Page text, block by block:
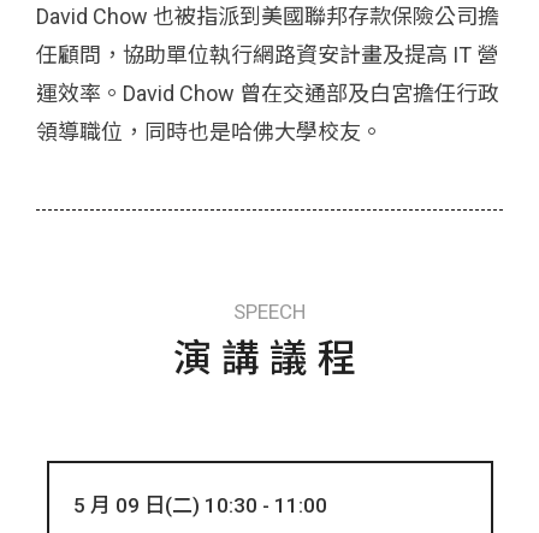
David Chow 也被指派到美國聯邦存款保險公司擔
任顧問，協助單位執行網路資安計畫及提高 IT 營
運效率。David Chow 曾在交通部及白宮擔任行政
領導職位，同時也是哈佛大學校友。
SPEECH
演講議程
5 月 09 日(二) 10:30 - 11:00